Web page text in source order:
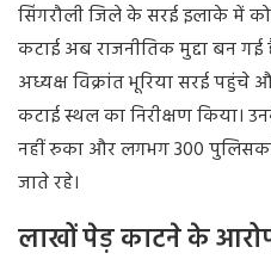
सिंगरौली जिले के सरई इलाके में
कटाई अब राजनीतिक मुद्दा बन गई
अध्यक्ष विक्रांत भूरिया सरई
कटाई स्थल का निरीक्षण किया।
नहीं रुका और लगभग 300
जाते रहे।
लाखों पेड़ काटने के